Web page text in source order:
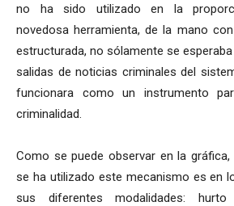
no ha sido utilizado en la
novedosa herramienta, de la mano
estructurada, no sólamente se
salidas de noticias criminales del
funcionara como un instrumento
criminalidad.
Como se puede observar en la
se ha utilizado este mecanismo es en
sus diferentes modalidades: